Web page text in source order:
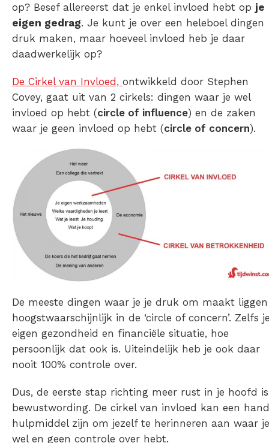
op? Besef allereerst dat je enkel invloed hebt op je
eigen gedrag. Je kunt je over een heleboel dingen
druk maken, maar hoeveel invloed heb je daar
daadwerkelijk op?
De Cirkel van Invloed, ontwikkeld door Stephen
Covey, gaat uit van 2 cirkels: dingen waar je wel
invloed op hebt (circle of influence) en de zaken
waar je geen invloed op hebt (circle of concern).
De meeste dingen waar je je druk om maakt liggen
hoogstwaarschijnlijk in de ‘circle of concern’. Zelfs
eigen gezondheid en financiële situatie, hoe
persoonlijk dat ook is. Uiteindelijk heb je ook daar
nooit 100% controle over.
Dus, de eerste stap richting meer rust in je hoofd is
bewustwording. De cirkel van invloed kan een
hulpmiddel zijn om jezelf te herinneren aan waar je
wel en geen controle over hebt.